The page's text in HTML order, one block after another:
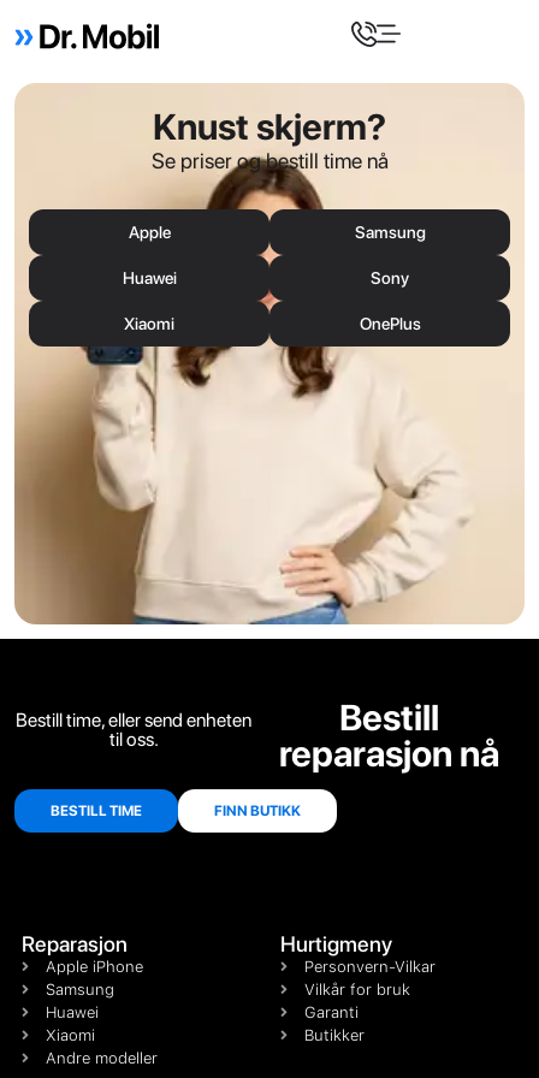
Knust skjerm?
Se priser og bestill time nå
Apple Samsung
Huawei Sony
Xiaomi OnePlus
Bestill time, eller send enheten
til oss.
Bestill
reparasjon nå
BESTILL TIME FINN BUTIKK
Reparasjon
Apple iPhone
Samsung
Huawei
Xiaomi
Andre modeller
Hurtigmeny
Personvern-Vilkar
Vilkår for bruk
Garanti
Butikker